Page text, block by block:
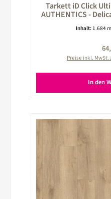
Tarkett iD Click
AUTHENTICS -
Inhalt: 1.684
Preise inkl.
In den